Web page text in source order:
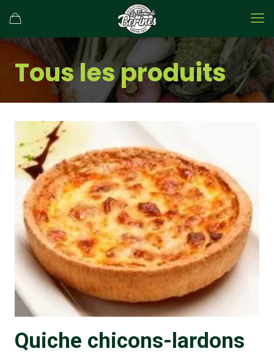
Tous les produits
Quiche chicons-lardons